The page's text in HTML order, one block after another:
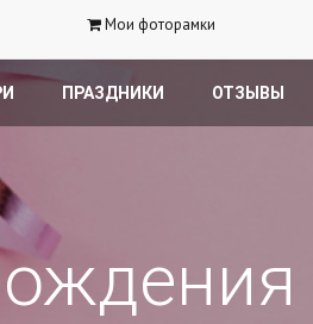
Мои фоторамки
ПРАЗДНИКИ ОТЗЫВЫ